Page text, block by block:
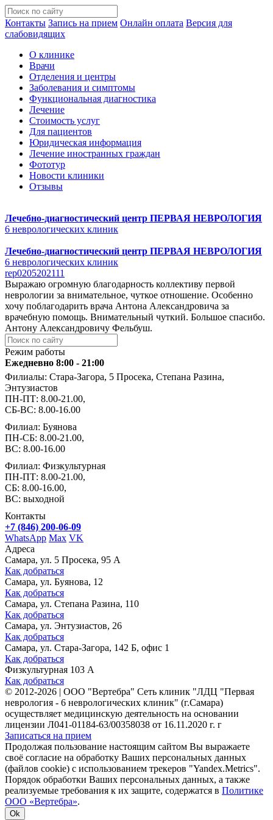
Контакты Запись на прием Онлайн оплата Версия для
слабовидящих
О клинике
Врачи
Отделения и центры
Заболевания и симптомы
Функциональная диагностика
Лечение
Стоимость услуг
Для пациентов
Юридическая информация
Лечение иностранных граждан
Фототур
Новости клиники
Отзывы
Лечебно-диагностический центр ПЕРВАЯ НЕВРОЛОГИЯ
6 неврологических клиник
Лечебно-диагностический центр ПЕРВАЯ НЕВРОЛОГИЯ
6 неврологических клиник
rep0205202111
Выражаю огромную благодарность коллективу первой
неврологии за внимательное, чуткое отношение. Особенно
хочу поблагодарить врача Антона Александровича за
врачебную помощь. Внимательный чуткий. Большое спасибо.
Антону Александровичу Фельбуш.
Режим работы
Ежедневно 8:00 - 21:00
Филиалы: Стара-Загора, 5 Просека, Степана Разина,
Энтузиастов
ПН-ПТ: 8.00-21.00,
СБ-ВС: 8.00-16.00
Филиал: Буянова
ПН-СБ: 8.00-21.00,
ВС: 8.00-16.00
Филиал: Физкультурная
ПН-ПТ: 8.00-21.00,
СБ: 8.00-16.00,
ВС: выходной
Контакты
+7 (846) 200-06-09
WhatsApp Max VK
Адреса
Самара, ул. 5 Просека, 95 А
Как добраться
Самара, ул. Буянова, 12
Как добраться
Самара, ул. Степана Разина, 110
Как добраться
Самара, ул. Энтузиастов, 26
Как добраться
Самара, ул. Стара-Загора, 142 Б, офис 1
Как добраться
Физкультурная 103 А
Как добраться
© 2012-2026 | ООО "Вертебра" Сеть клиник "ЛДЦ "Первая
неврология - 6 неврологических клиник" (г.Самара)
осуществляет медицинскую деятельность на основании
лицензии Л041-01184-63/00358038 от 16.11.2020 г. г
Записаться на прием
Продолжая пользование настоящим сайтом Вы выражаете
своё согласие на обработку Ваших персональных данных
(файлов cookie) с использованием трекеров "Yandex.Metrics".
Порядок обработки Ваших персональных данных, а также
реализуемые требования к их защите, содержатся в Политике
ООО «Вертебра».
Ok